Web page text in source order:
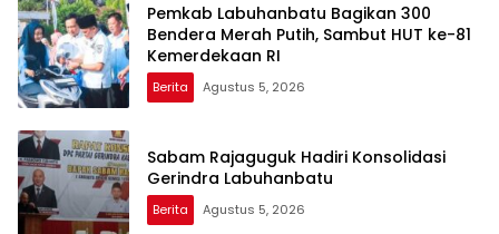
Pemkab Labuhanbatu Bagikan 300
Bendera Merah Putih, Sambut HUT ke-81
Kemerdekaan RI
Berita Agustus 5, 2026
Sabam Rajaguguk Hadiri Konsolidasi
Gerindra Labuhanbatu
Berita Agustus 5, 2026